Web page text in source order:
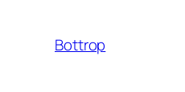
Bottrop